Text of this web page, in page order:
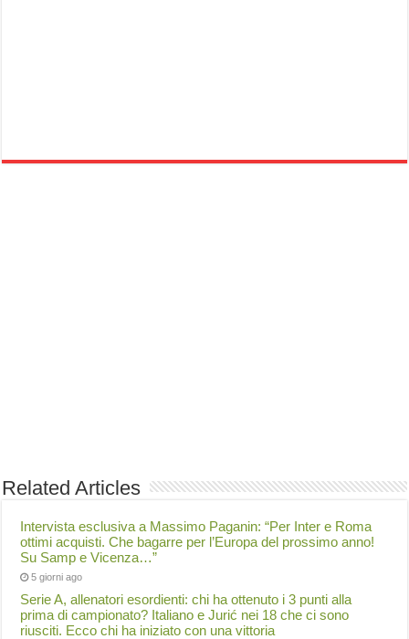
Related Articles
Intervista esclusiva a Massimo Paganin: “Per Inter e Roma
ottimi acquisti. Che bagarre per l’Europa del prossimo anno!
Su Samp e Vicenza…”
5 giorni ago
Serie A, allenatori esordienti: chi ha ottenuto i 3 punti alla
prima di campionato? Italiano e Jurić nei 18 che ci sono
riusciti. Ecco chi ha iniziato con una vittoria